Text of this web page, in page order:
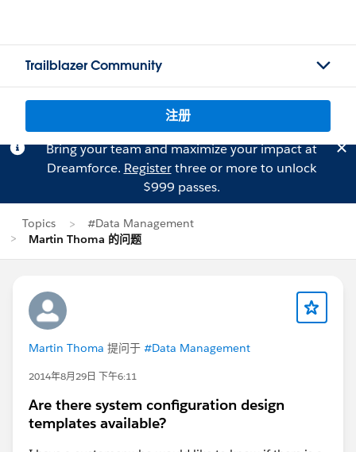
Trailblazer Community
注册
Bring your team and maximize your impact at
Dreamforce. Registerthree or more to unlock
$999 passes.
Topics
#Data Management
Martin Thoma 的问题
Martin Thoma 提问于 #Data Management
2014年8月29日 下午6:11
Are there system configuration design
templates available?